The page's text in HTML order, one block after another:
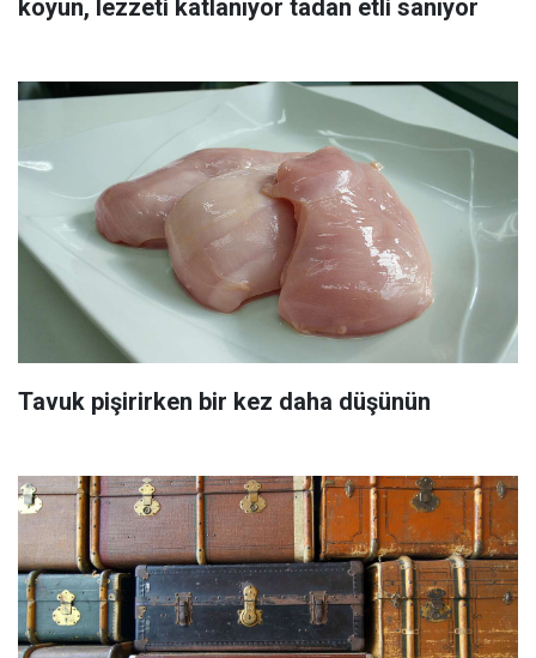
koyun, lezzeti katlanıyor tadan etli sanıyor
Tavuk pişirirken bir kez daha düşünün